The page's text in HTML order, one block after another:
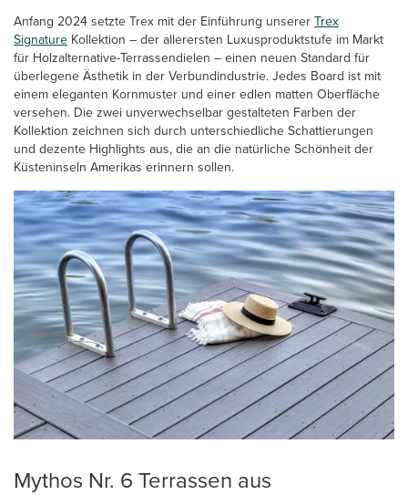
Anfang 2024 setzte Trex mit der Einführung unsererTrex
Signature Kollektion – der allerersten Luxusproduktstufe im Markt
für Holzalternative-Terrassendielen – einen neuen Standard für
überlegene Ästhetik in der Verbundindustrie. Jedes Board ist mit
einem eleganten Kornmuster und einer edlen matten Oberfläche
versehen. Die zwei unverwechselbar gestalteten Farben der
Kollektion zeichnen sich durch unterschiedliche Schattierungen
und dezente Highlights aus, die an die natürliche Schönheit der
Küsteninseln Amerikas erinnern sollen.
Mythos Nr. 6 Terrassen aus